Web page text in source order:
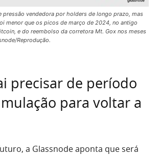
pressão vendedora por holders de longo prazo, mas
menor que os picos de março de 2024, no antigo
e do reembolso da corretora Mt. Gox nos meses
Reprodução.
precisar de período
para voltar a
a Glassnode aponta que será